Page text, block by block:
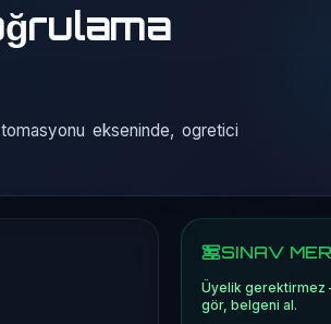
ekseninde, ogretici
SINAV
Üyelik gerektirmez
gör, belgeni al.